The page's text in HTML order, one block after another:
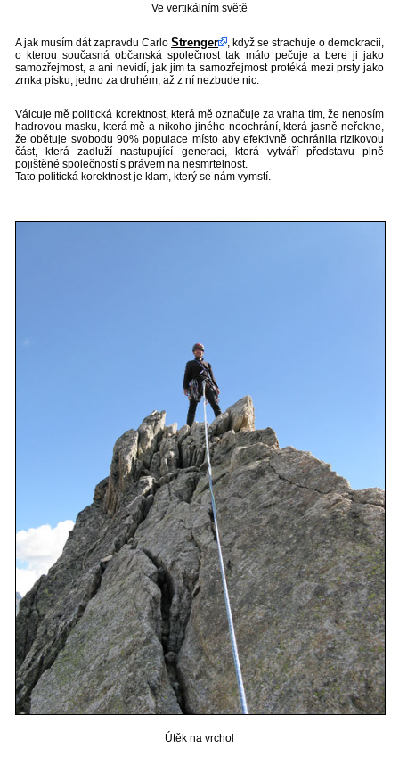
Ve vertikálním světě
A jak musím dát zapravdu Carlo Strenger
, když se strachuje o demokracii,
o kterou současná občanská společnost tak málo pečuje a bere ji jako
samozřejmost, a ani nevidí, jak jim ta samozřejmost protéká mezi prsty jako
zrnka písku, jedno za druhém, až z ní nezbude nic.
Válcuje mě politická korektnost, která mě označuje za vraha tím, že nenosím
hadrovou masku, která mě a nikoho jiného neochrání, která jasně neřekne,
že obětuje svobodu 90% populace místo aby efektivně ochránila rizikovou
část, která zadluží nastupující generaci, která vytváří představu plně
pojištěné společností s právem na nesmrtelnost.
Tato politická korektnost je klam, který se nám vymstí.
Útěk na vrchol